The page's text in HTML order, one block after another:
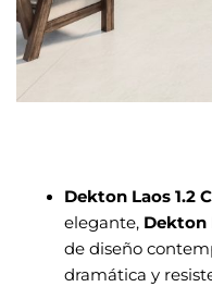
Dekton Laos 1.2
elegante, Dekton
de diseño
dramática y